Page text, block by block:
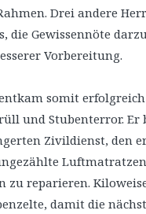
Drei andere
die Gewissennöte
Vorbereitung.
somit
und Stubenterror.
Zivildienst, den
zu reparieren.
damit die